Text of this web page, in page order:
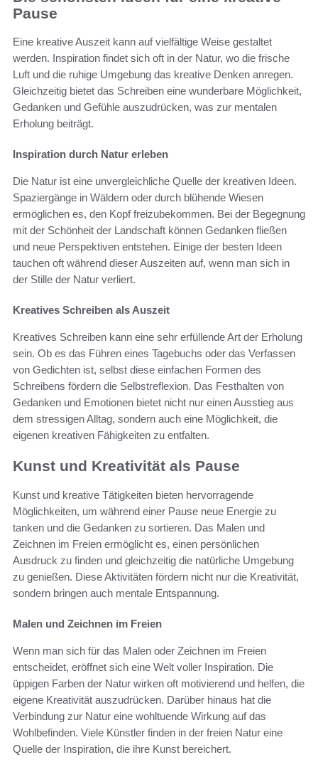
Pause
Eine kreative Auszeit kann auf vielfältige Weise gestaltet
werden. Inspiration findet sich oft in der Natur, wo die frische
Luft und die ruhige Umgebung das kreative Denken anregen.
Gleichzeitig bietet das Schreiben eine wunderbare Möglichkeit,
Gedanken und Gefühle auszudrücken, was zur mentalen
Erholung beiträgt.
Inspiration durch Natur erleben
Die Natur ist eine unvergleichliche Quelle der kreativen Ideen.
Spaziergänge in Wäldern oder durch blühende Wiesen
ermöglichen es, den Kopf freizubekommen. Bei der Begegnung
mit der Schönheit der Landschaft können Gedanken fließen
und neue Perspektiven entstehen. Einige der besten Ideen
tauchen oft während dieser Auszeiten auf, wenn man sich in
der Stille der Natur verliert.
Kreatives Schreiben als Auszeit
Kreatives Schreiben kann eine sehr erfüllende Art der Erholung
sein. Ob es das Führen eines Tagebuchs oder das Verfassen
von Gedichten ist, selbst diese einfachen Formen des
Schreibens fördern die Selbstreflexion. Das Festhalten von
Gedanken und Emotionen bietet nicht nur einen Ausstieg aus
dem stressigen Alltag, sondern auch eine Möglichkeit, die
eigenen kreativen Fähigkeiten zu entfalten.
Kunst und Kreativität als Pause
Kunst und kreative Tätigkeiten bieten hervorragende
Möglichkeiten, um während einer Pause neue Energie zu
tanken und die Gedanken zu sortieren. Das Malen und
Zeichnen im Freien ermöglicht es, einen persönlichen
Ausdruck zu finden und gleichzeitig die natürliche Umgebung
zu genießen. Diese Aktivitäten fördern nicht nur die Kreativität,
sondern bringen auch mentale Entspannung.
Malen und Zeichnen im Freien
Wenn man sich für das Malen oder Zeichnen im Freien
entscheidet, eröffnet sich eine Welt voller Inspiration. Die
üppigen Farben der Natur wirken oft motivierend und helfen, die
eigene Kreativität auszudrücken. Darüber hinaus hat die
Verbindung zur Natur eine wohltuende Wirkung auf das
Wohlbefinden. Viele Künstler finden in der freien Natur eine
Quelle der Inspiration, die ihre Kunst bereichert.